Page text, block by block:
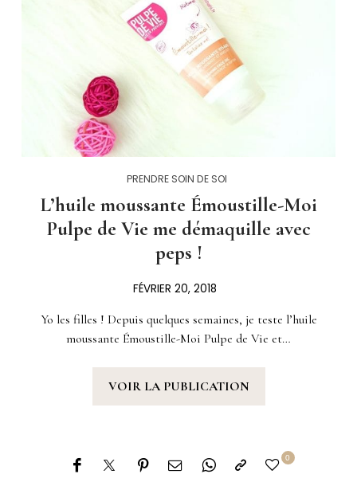
PRENDRE SOIN DE SOI
L’huile moussante Émoustille-Moi
Pulpe de Vie me démaquille avec
peps !
FÉVRIER 20, 2018
Yo les filles ! Depuis quelques semaines, je teste l’huile
moussante Émoustille-Moi Pulpe de Vie et…
VOIR LA PUBLICATION
0